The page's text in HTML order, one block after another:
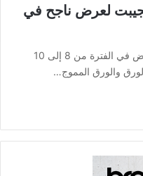
لعرض ناجح في
أقيمت النسخة السادسة عشر من المعرض في الفترة من 8 إلى 10